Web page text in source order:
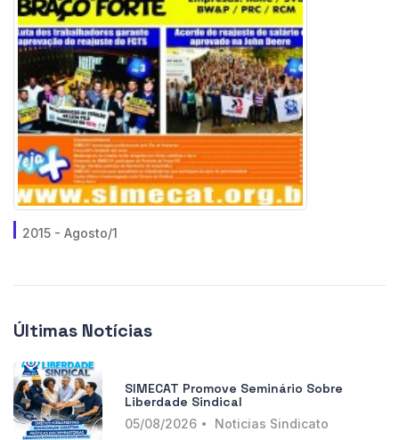
2015 - Agosto/1
Últimas Notícias
SIMECAT Promove Seminário Sobre
Liberdade Sindical
05/08/2026 Noticias Sindicato